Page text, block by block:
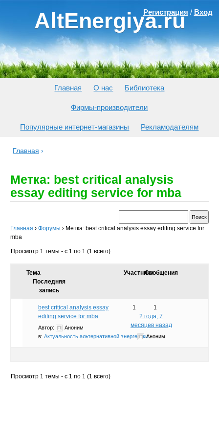
AltEnergiya.ru
Регистрация / Вход
Главная О нас Библиотека
Фирмы-производители
Популярные интернет-магазины Рекламодателям
Главная ›
Метка: best critical analysis
essay editing service for mba
Главная › Форумы › Метка: best critical analysis essay editing service for
mba
Просмотр 1 темы - с 1 по 1 (1 всего)
Тема УчастникиСообщения
Последняя
запись
best critical analysis essay
editing service for mba
Автор:
Аноним
в: Актуальность альтернативной энергетики
1
1
2 года, 7
месяцев назад
Аноним
Просмотр 1 темы - с 1 по 1 (1 всего)